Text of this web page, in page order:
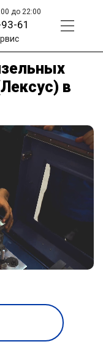
до 22:00
61
в